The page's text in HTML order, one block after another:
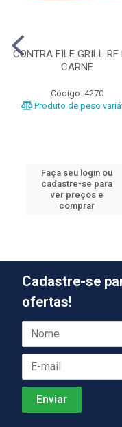
CONTRA FILE GRILL RF
CARNE
Código: 4270
Produto de peso
Faça seu login ou
cadastre-se para
ver preços e
comprar
Cadastre-se
ofertas!